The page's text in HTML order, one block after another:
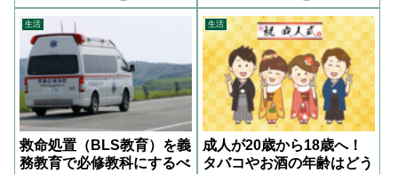
生活
救命処置（BLS教育）を義
務教育で必修教科にするべ
生活
成人が20歳から18歳へ！
タバコやお酒の年齢はどう